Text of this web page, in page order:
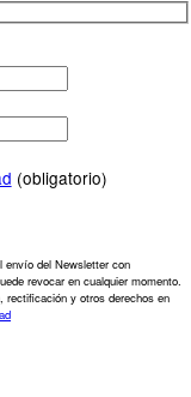
(obligatorio)
envío del Newsletter con
revocar en cualquier momento.
rectificación y otros derechos en